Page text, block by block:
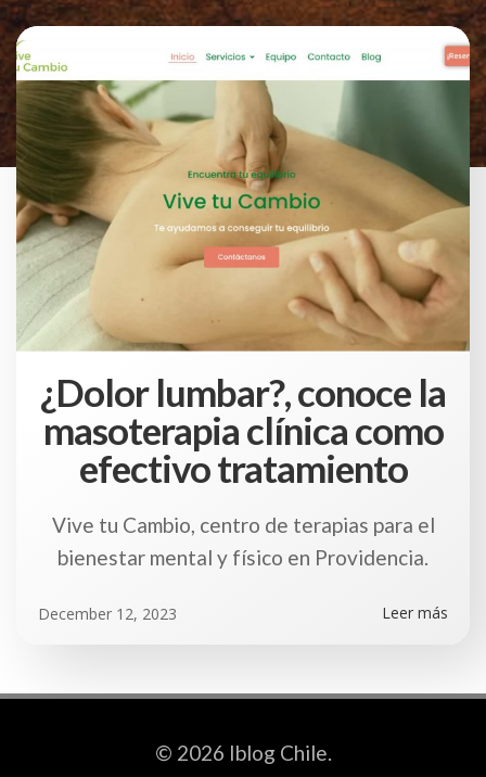
¿Dolor lumbar?, conoce la
masoterapia clínica como
efectivo tratamiento
Vive tu Cambio, centro de terapias para el
bienestar mental y físico en Providencia.
December 12, 2023 Leer más
© 2026 Iblog Chile.